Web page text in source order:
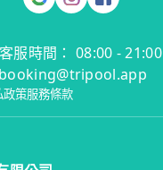
客服時間： 08:00 - 21:00
政策服務條款